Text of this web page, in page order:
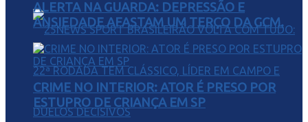
ALERTA NA GUARDA: DEPRESSÃO E
ANSIEDADE AFASTAM UM TERÇO DA GCM.
CRIME NO INTERIOR: ATOR É PRESO POR
ESTUPRO DE CRIANÇA EM SP